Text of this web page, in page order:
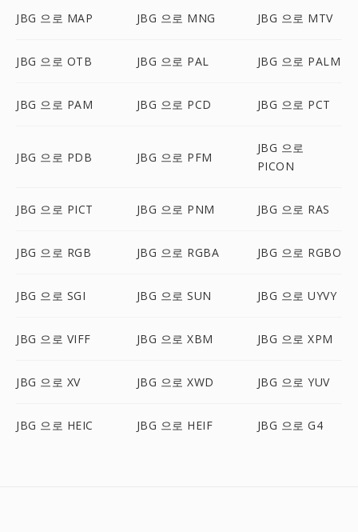
JBG 으로 MAP JBG 으로 MNG JBG 으로 MTV
JBG 으로 OTB JBG 으로 PAL JBG 으로 PALM
JBG 으로 PAM JBG 으로 PCD JBG 으로 PCT
JBG 으로 PDB JBG 으로 PFM
JBG 으로
PICON
JBG 으로 PICT JBG 으로 PNM JBG 으로 RAS
JBG 으로 RGB JBG 으로 RGBA JBG 으로 RGBO
JBG 으로 SGI JBG 으로 SUN JBG 으로 UYVY
JBG 으로 VIFF JBG 으로 XBM JBG 으로 XPM
JBG 으로 XV JBG 으로 XWD JBG 으로 YUV
JBG 으로 HEIC JBG 으로 HEIF JBG 으로 G4